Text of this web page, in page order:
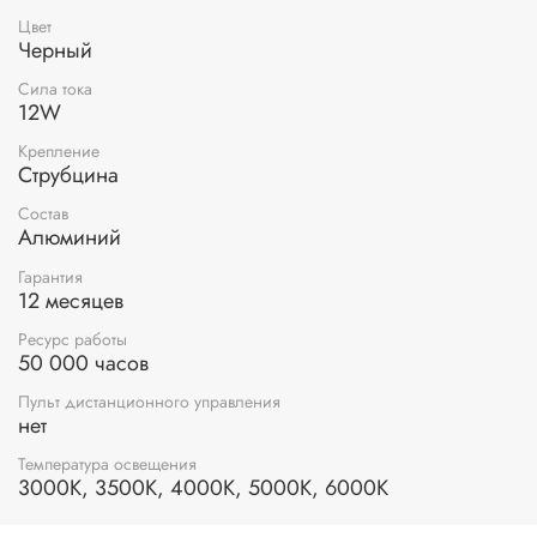
Питание
Типоразмер элемента питания
Технические
особенности
Длина кабеля
Материалы
Материал изделия
Тип монтажа
Тип цоколя
Световой
Площадь
освещения
Температура
света
теплый белый; холодный белый;
Тип
светильника
накладной; универсальный
Наличие
Цвет
Черный
Сила тока
12W
Крепление
Струбцина
Состав
Алюминий
Гарантия
12 месяцев
Ресурс работы
50 000 часов
Пульт дистанционного управления
нет
Температура освещения
3000K, 3500K, 4000K, 5000K, 6000K